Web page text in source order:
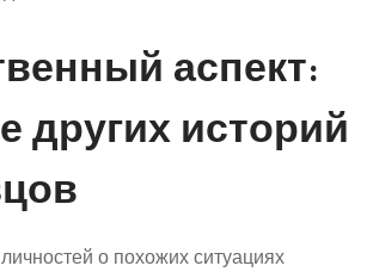
аспект:
других историй
о похожих ситуациях